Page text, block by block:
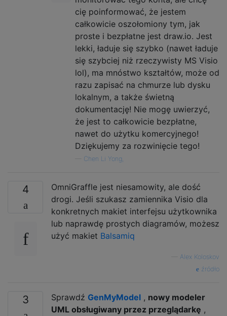
cię poinformować, że jestem
całkowicie oszołomiony tym, jak
proste i bezpłatne jest draw.io. Jest
lekki, ładuje się szybko (nawet ładuje
się szybciej niż rzeczywisty MS Visio
lol), ma mnóstwo kształtów, może od
razu zapisać na chmurze lub dysku
lokalnym, a także świetną
dokumentację! Nie mogę uwierzyć,
że jest to całkowicie bezpłatne,
nawet do użytku komercyjnego!
Dziękujemy za rozwinięcie tego!
Chen Li Yong,
4
OmniGraffle jest niesamowity, ale dość
drogi. Jeśli szukasz zamiennika Visio dla
konkretnych makiet interfejsu użytkownika
lub naprawdę prostych diagramów, możesz
użyć makiet Balsamiq
Alex Koloskov
źródło
3 Sprawdź GenMyModel , nowy modeler
UML obsługiwany przez przeglądarkę ,